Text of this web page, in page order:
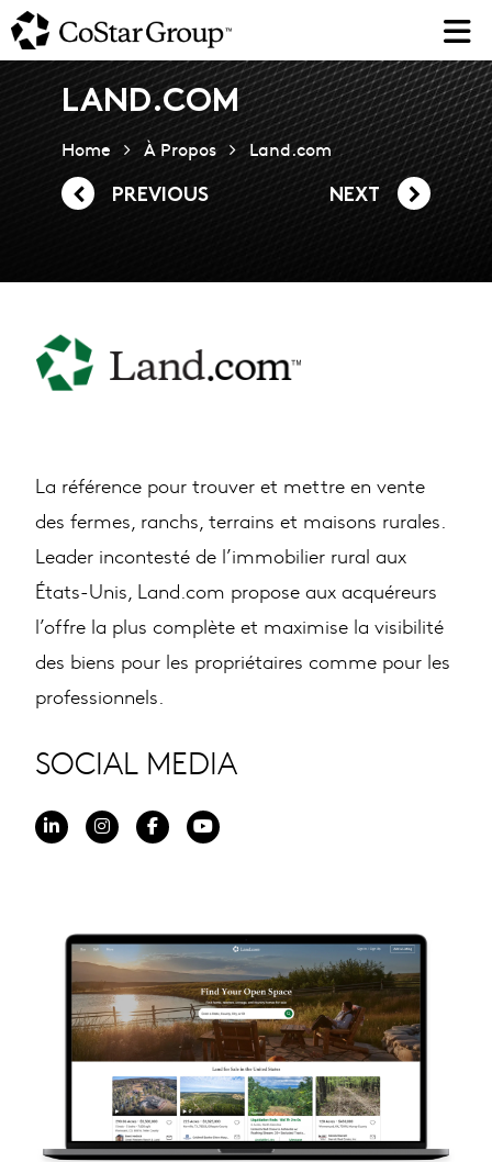
Skip
to
main
LAND.COM
Home À Propos Land.com
PREVIOUS NEXT
La référence pour trouver et mettre en vente
des fermes, ranchs, terrains et maisons rurales.
Leader incontesté de l’immobilier rural aux
États-Unis, Land.com propose aux acquéreurs
l’offre la plus complète et maximise la visibilité
des biens pour les propriétaires comme pour les
professionnels.
SOCIAL MEDIA